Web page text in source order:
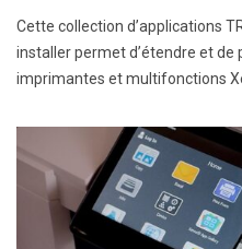
Cette collection d’applications
installer permet d’étendre et de
imprimantes et multifonctions